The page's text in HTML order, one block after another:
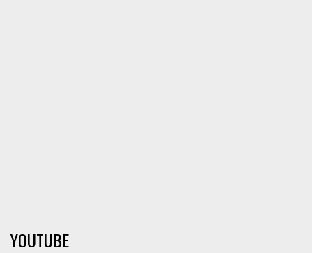
YOUTUBE